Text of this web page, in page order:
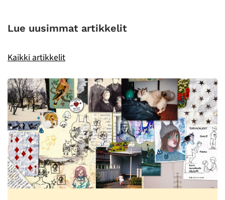
Lue uusimmat artikkelit
Kaikki artikkelit